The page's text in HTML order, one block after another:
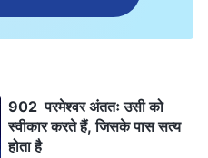
902 परमेश्वर अंततः उसी को
स्वीकार करते हैं, जिसके पास सत्य
होता है